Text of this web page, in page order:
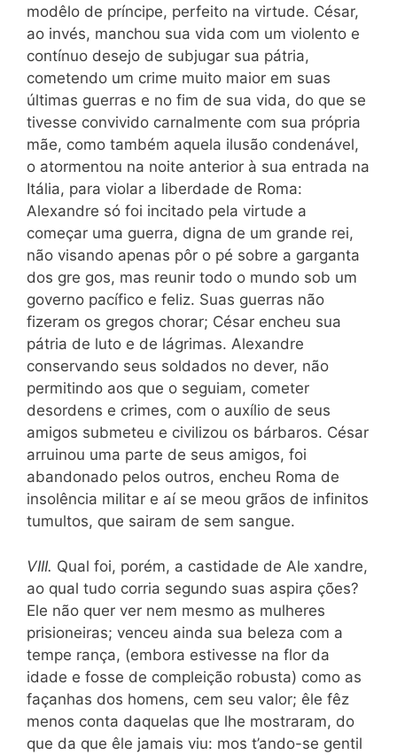
modêlo de príncipe, perfeito na virtude. César,
ao invés, manchou sua vida com um violento e
contínuo desejo de subjugar sua pátria,
cometendo um crime muito maior em suas
últimas guerras e no fim de sua vida, do que se
tivesse convivido carnalmente com sua própria
mãe, como também aquela ilusão condenável,
o atormentou na noite anterior à sua entrada na
Itália, para violar a liberdade de Roma:
Alexandre só foi incitado pela virtude a
começar uma guerra, digna de um grande rei,
não visando apenas pôr o pé sobre a garganta
dos gre gos, mas reunir todo o mundo sob um
governo pacífico e feliz. Suas guerras não
fizeram os gregos chorar; César encheu sua
pátria de luto e de lágrimas. Alexandre
conservando seus soldados no dever, não
permitindo aos que o seguiam, cometer
desordens e crimes, com o auxílio de seus
amigos submeteu e civilizou os bárbaros. César
arruinou uma parte de seus amigos, foi
abandonado pelos outros, encheu Roma de
insolência militar e aí se meou grãos de infinitos
tumultos, que sairam de sem sangue.
VIII. Qual foi, porém, a castidade de Ale xandre,
ao qual tudo corria segundo suas aspira ções?
Ele não quer ver nem mesmo as mulheres
prisioneiras; venceu ainda sua beleza com a
tempe rança, (embora estivesse na flor da
idade e fosse de compleição robusta) como as
façanhas dos homens, cem seu valor; êle fêz
menos conta daquelas que lhe mostraram, do
que da que êle jamais viu: mos t’ando-se gentil